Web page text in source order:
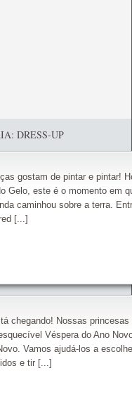
DRESS-UP
gostam de pintar e pintar!
Gelo, este é o momento em
caminhou sobre a terra.
[...]
chegando! Nossas princesas
Véspera do Ano
Vamos ajudá-los a
e tir [...]